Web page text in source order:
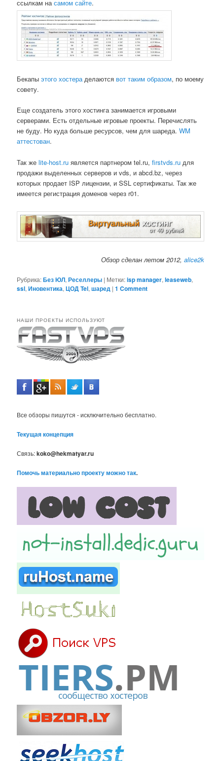
ссылкам насамом сайте.
Бекапыэтого хостераделаются вот таким образом, по моему
совету.
Еще создатель этого хостинга занимается игровыми
серверами. Есть отдельные игровые проекты. Перечислять
не буду. Но куда больше ресурсов, чем для шареда.WM
аттестован.
Так жеlite-host.ru является партнером tel.ru,firstvds.ru для
продажи выделенных серверов и vds, и abcd.bz, через
которых продает ISP лицензии, и SSL сертификаты. Так же
имеется регистрация доменов через r01.
Обзор сделан летом 2012, alice2k
Рубрика:Без ЮЛ,Реселлеры | Метки:isp manager,leaseweb,
ssl,Иновентика,ЦОД Tel,шаред |1 Comment
НАШИ ПРОЕКТЫ ИСПОЛЬЗУЮТ
Все обзоры пишутся - исключительно бесплатно.
Текущая концепция
Связь:koko@hekmatyar.ru
Помочь материально проекту можно так.